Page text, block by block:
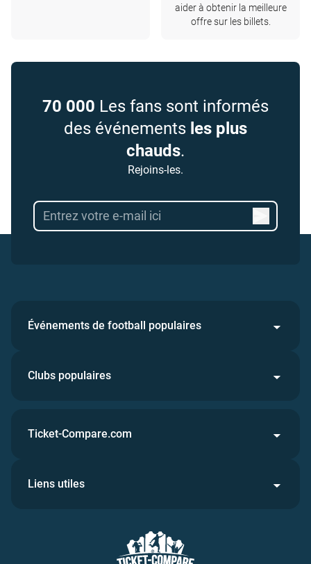
aider à obtenir la meilleure
offre sur les billets.
70 000 Les fans sont informés
des événements les plus
chauds.
Rejoins-les.
Événements de football populaires
Clubs populaires
Ticket-Compare.com
Liens utiles